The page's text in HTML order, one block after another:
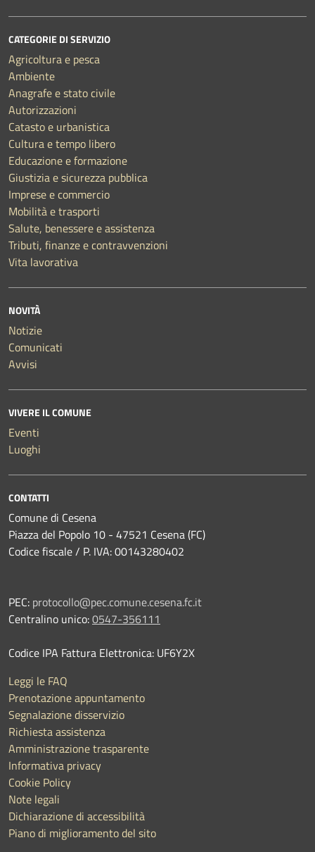
CATEGORIE DI SERVIZIO
Agricoltura e pesca
Ambiente
Anagrafe e stato civile
Autorizzazioni
Catasto e urbanistica
Cultura e tempo libero
Educazione e formazione
Giustizia e sicurezza pubblica
Imprese e commercio
Mobilità e trasporti
Salute, benessere e assistenza
Tributi, finanze e contravvenzioni
Vita lavorativa
NOVITÀ
Notizie
Comunicati
Avvisi
VIVERE IL COMUNE
Eventi
Luoghi
CONTATTI
Comune di Cesena
Piazza del Popolo 10 - 47521 Cesena (FC)
Codice fiscale / P. IVA: 00143280402
PEC: protocollo@pec.comune.cesena.fc.it
Centralino unico:0547-356111
Codice IPA Fattura Elettronica: UF6Y2X
Leggi le FAQ
Prenotazione appuntamento
Segnalazione disservizio
Richiesta assistenza
Amministrazione trasparente
Informativa privacy
Cookie Policy
Note legali
Dichiarazione di accessibilità
Piano di miglioramento del sito